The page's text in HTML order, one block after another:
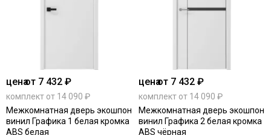
ценаот 7 432 ₽
комплект от 14 090 ₽
Межкомнатная дверь экошпон
винил Графика 1 белая кромка
ABS белая
ценаот 7 432 ₽
комплект от 14 090 ₽
Межкомнатная дверь экошпон
винил Графика 2 белая кромка
ABS чёрная